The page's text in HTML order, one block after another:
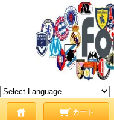
カート